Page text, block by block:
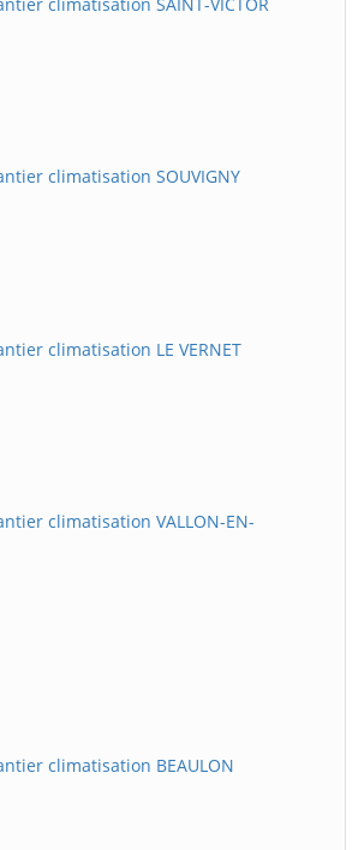
climatisation SOUVIGNY
climatisation LE VERNET
climatisation VALLON-EN-
climatisation BEAULON